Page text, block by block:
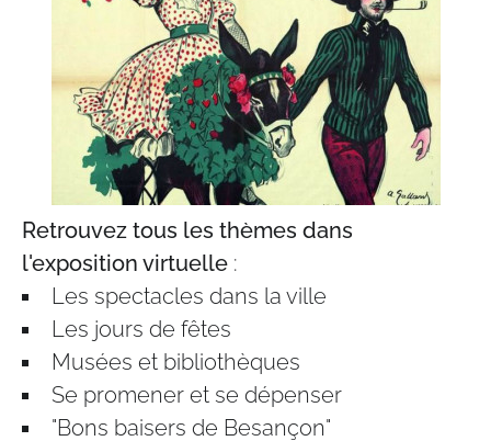
Retrouvez tous les thèmes dans
l'exposition virtuelle :
Les spectacles dans la ville
Les jours de fêtes
Musées et bibliothèques
Se promener et se dépenser
"Bons baisers de Besançon"